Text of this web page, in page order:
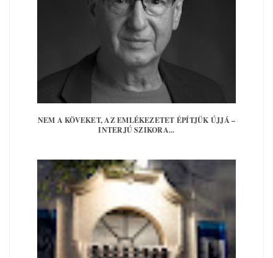
NEM A KÖVEKET, AZ EMLÉKEZETET ÉPÍTJÜK ÚJJÁ –
INTERJÚ SZIKORA...